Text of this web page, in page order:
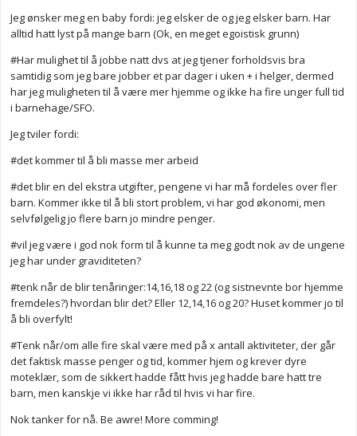
Jeg ønsker meg en baby fordi: jeg elsker de og jeg elsker barn. Har
alltid hatt lyst på mange barn (Ok, en meget egoistisk grunn)
#Har mulighet til å jobbe natt dvs at jeg tjener forholdsvis bra
samtidig som jeg bare jobber et par dager i uken + i helger, dermed
har jeg muligheten til å være mer hjemme og ikke ha fire unger full tid
i barnehage/SFO.
Jeg tviler fordi:
#det kommer til å bli masse mer arbeid
#det blir en del ekstra utgifter, pengene vi har må fordeles over fler
barn. Kommer ikke til å bli stort problem, vi har god økonomi, men
selvfølgelig jo flere barn jo mindre penger.
#vil jeg være i god nok form til å kunne ta meg godt nok av de ungene
jeg har under graviditeten?
#tenk når de blir tenåringer:14,16,18 og 22 (og sistnevnte bor hjemme
fremdeles?) hvordan blir det? Eller 12,14,16 og 20? Huset kommer jo til
å bli overfylt!
#Tenk når/om alle fire skal være med på x antall aktiviteter, der går
det faktisk masse penger og tid, kommer hjem og krever dyre
moteklær, som de sikkert hadde fått hvis jeg hadde bare hatt tre
barn, men kanskje vi ikke har råd til hvis vi har fire.
Nok tanker for nå. Be awre! More comming!